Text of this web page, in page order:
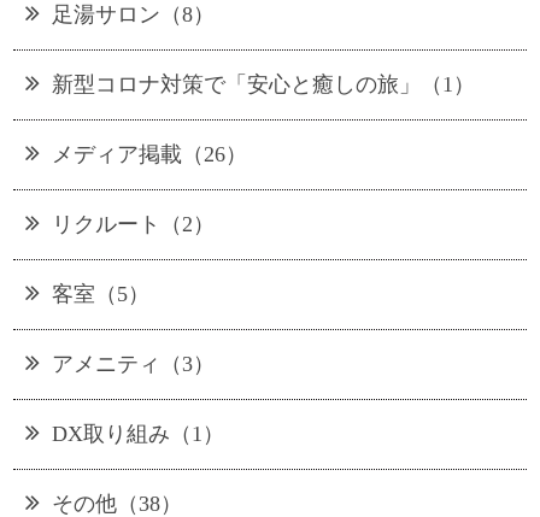
足湯サロン（8）
新型コロナ対策で「安心と癒しの旅」（1）
メディア掲載（26）
リクルート（2）
客室（5）
アメニティ（3）
DX取り組み（1）
その他（38）